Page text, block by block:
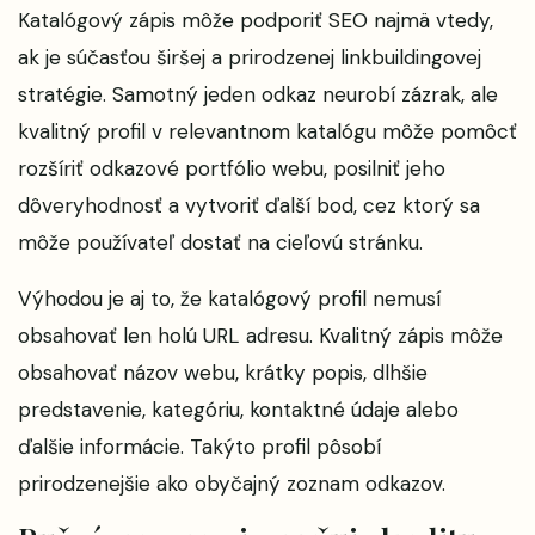
Katalógový zápis môže podporiť SEO najmä vtedy,
ak je súčasťou širšej a prirodzenej linkbuildingovej
stratégie. Samotný jeden odkaz neurobí zázrak, ale
kvalitný profil v relevantnom katalógu môže pomôcť
rozšíriť odkazové portfólio webu, posilniť jeho
dôveryhodnosť a vytvoriť ďalší bod, cez ktorý sa
môže používateľ dostať na cieľovú stránku.
Výhodou je aj to, že katalógový profil nemusí
obsahovať len holú URL adresu. Kvalitný zápis môže
obsahovať názov webu, krátky popis, dlhšie
predstavenie, kategóriu, kontaktné údaje alebo
ďalšie informácie. Takýto profil pôsobí
prirodzenejšie ako obyčajný zoznam odkazov.